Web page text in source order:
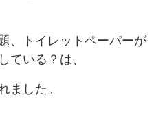
、トイレットペーパーが
ている？は、
ました。